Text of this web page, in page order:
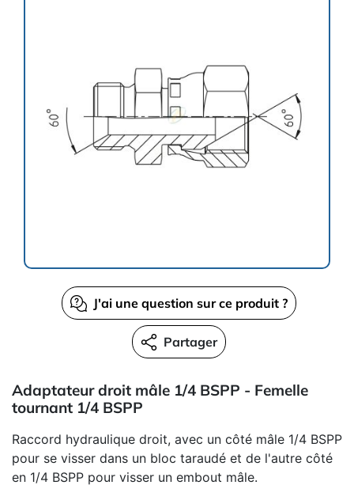
J'ai une question sur ce produit ?
Partager
Adaptateur droit mâle 1/4 BSPP - Femelle
tournant 1/4 BSPP
Raccord hydraulique droit, avec un côté mâle 1/4 BSPP
pour se visser dans un bloc taraudé et de l'autre côté
en 1/4 BSPP pour visser un embout mâle.